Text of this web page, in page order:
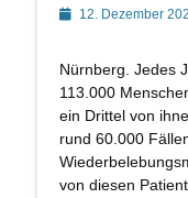
Posted12. Dezember
Nürnberg. Jedes
113.000
ein Drittel von
rund 60.000
von diesen